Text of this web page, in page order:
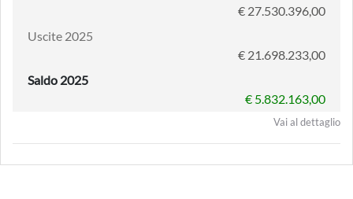
€ 27.530.396,00
Uscite 2025
€ 21.698.233,00
Saldo 2025
€ 5.832.163,00
Vai al dettaglio